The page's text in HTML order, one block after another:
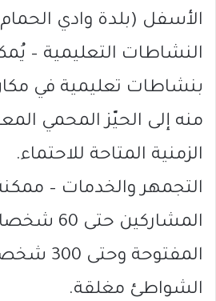
الأسفل (بلدة وادي
النشاطات التعليمية –
بنشاطات تعليمية في
منه إلى الحيّز المحمي
الزمنية المتاحة للاحتماء.
التجمهر والخدمات –
المشاركين
المفتوحة
الشواطئ مغلقة.